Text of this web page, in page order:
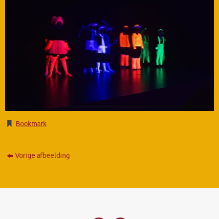
Bookmark.
Vorige afbeelding